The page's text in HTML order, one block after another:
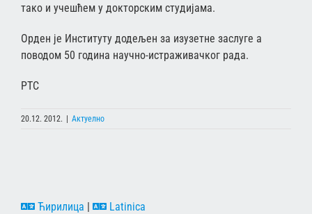
тако и учешћем у докторским студијама.
Орден је Институту додељен за изузетне заслуге а
поводом 50 година научно-истраживачког рада.
РТС
20.12. 2012. | Актуелно
Ћирилица | Latinica